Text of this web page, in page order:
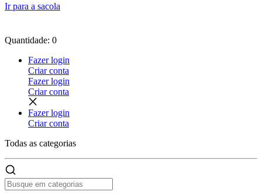
Ir para a sacola
Quantidade: 0
Fazer login
Criar conta
Fazer login
Criar conta
Fazer login
Criar conta
Todas as categorias